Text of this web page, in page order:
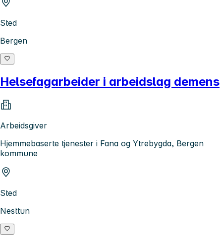
Sted
Bergen
Helsefagarbeider i arbeidslag demens
Arbeidsgiver
Hjemmebaserte tjenester i Fana og Ytrebygda, Bergen
kommune
Sted
Nesttun